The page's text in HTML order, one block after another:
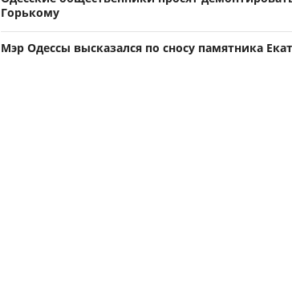
Горькому
Мэр Одессы высказался по сносу памятника